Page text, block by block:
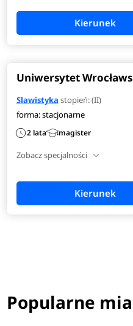
Kierunek
Uniwersytet
Slawistyka stopień: (II)
forma: stacjonarne
2 lata magister
Zobacz specjalności
Kierunek
Popularne